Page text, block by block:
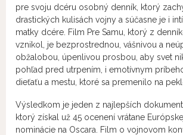
pre svoju dcéru osobný denník, ktorý
drastických kulisách vojny a súčasne je i
matky dcére. Film Pre Samu, ktorý z
vznikol, je bezprostrednou, vášnivou a
obžalobou, úpenlivou prosbou, aby svet
pohľad pred utrpením, i emotívnym
dieťaťu a mestu, ktoré sa premenilo na
Výsledkom je jeden z najlepších
ktorý získal už 45 ocenení vrátane
nominácie na Oscara. Film o vojnovom